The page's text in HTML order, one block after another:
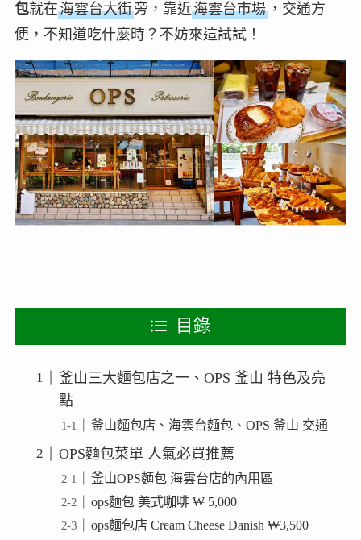
包就在海雲台大街旁，靠近海雲台市場，交通方
便，不知道吃什麼時？不妨來這試試！
目錄
釜山三大麵包店之一、OPS 釜山 特色及亮
點
釜山麵包店、海雲台麵包、OPS 釜山 交通
OPS麵包菜單 人氣必買推薦
釜山OPS麵包 海雲台店的內用區
ops麵包 美式咖啡 ₩ 5,000
ops麵包店 Cream Cheese Danish ₩3,500